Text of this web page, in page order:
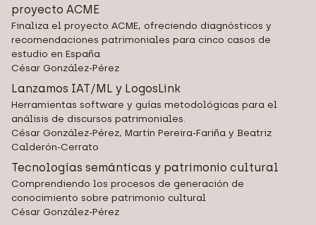
proyecto ACME
Finaliza el proyecto ACME, ofreciendo diagnósticos y
recomendaciones patrimoniales para cinco casos de
estudio en España
César González-Pérez
Lanzamos IAT/ML y LogosLink
Herramientas software y guías metodológicas para el
análisis de discursos patrimoniales.
César González-Pérez, Martín Pereira-Fariña y Beatriz
Calderón-Cerrato
Tecnologías semánticas y patrimonio cultural
Comprendiendo los procesos de generación de
conocimiento sobre patrimonio cultural
César González-Pérez